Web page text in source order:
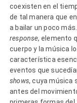
coexisten en el
de tal manera que
a bailar un poco
response, elemento
cuerpo y la música
característica
eventos que
shows, cuya música
antes del